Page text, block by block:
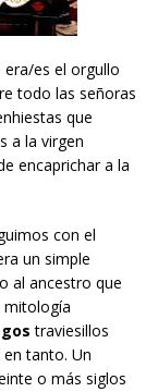
es el orgullo
todo las señoras
que
a la virgen
encaprichar a la
con el
un simple
al ancestro que
mitología
traviesillos
tanto. Un
o más siglos